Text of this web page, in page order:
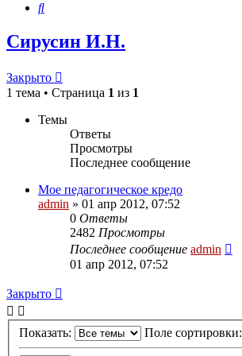
Поиск
Сирусин И.Н.
Закрыто
1 тема • Страница 1 из 1
Темы
Ответы
Просмотры
Последнее сообщение
Мое педагогическое кредо
admin » 01 апр 2012, 07:52
0 Ответы
2482 Просмотры
Последнее сообщение admin
01 апр 2012, 07:52
Закрыто
Показать: Поле сортировки: